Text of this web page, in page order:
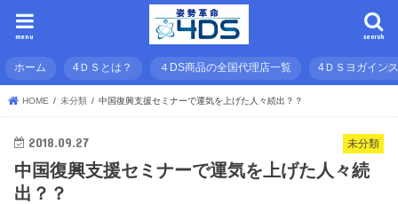
search
menu
ホーム 4ＤＳとは？ ４DS商品の全国代理店一覧 4ＤＳヨガイン
HOME 未分類 中国復興支援セミナーで運気を上げた人々続出？？
未分類
2018.09.27
中国復興支援セミナーで運気を上げた人々続
出？？